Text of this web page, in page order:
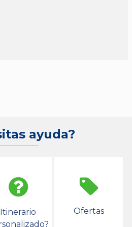
ayuda?
Itinerario
Ofertas